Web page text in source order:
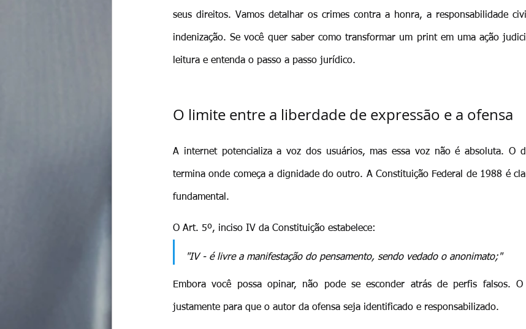
seus direitos. Vamos detalhar os crimes contra a honra, a responsabilidade
indenização. Se você quer saber como transformar um print em uma ação
leitura e entenda o passo a passo jurídico.
O limite entre a liberdade de expressão e a ofensa
A internet potencializa a voz dos usuários, mas essa voz não é absoluta. O
termina onde começa a dignidade do outro. A Constituição Federal de 1988 é
fundamental.
O Art. 5º, inciso IV da Constituição estabelece:
"IV - é livre a manifestação do pensamento, sendo vedado o anonimato;"
Embora você possa opinar, não pode se esconder atrás de perfis falsos.
justamente para que o autor da ofensa seja identificado e responsabilizado.